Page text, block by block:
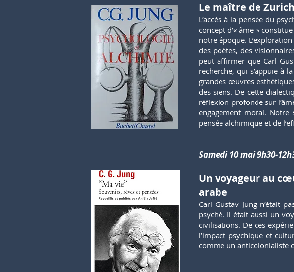
Le maître de
L’accès à la pensée du
concept d’« âme »
notre époque.
des poètes, des
peut affirmer que Carl
recherche, qui s’appuie à
grandes œuvres
des siens. De cette
réflexion profonde sur
engagement moral.
pensée alchimique et de
Samedi 10 mai 9h30-
Un voyageur au
arabe
Carl Gustav Jung n’était
psyché. Il était aussi un
civilisations. De ces
l’impact psychique et
comme un anticolonialiste